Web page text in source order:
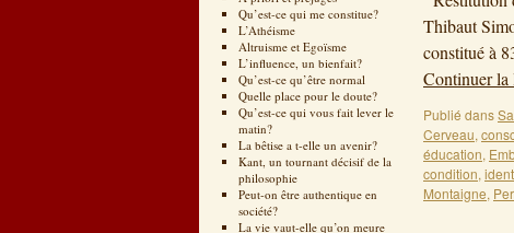
Qu’est-ce qui me constitue?
L’Athéisme
Altruisme et Egoïsme
L’influence, un bienfait?
Qu’est-ce qu’être normal
Quelle place pour le doute?
Qu’est-ce qui vous fait lever le
matin?
La bêtise a t-elle un avenir?
Kant, un tournant décisif de la
philosophie
Peut-on être authentique en
société?
La vie vaut-elle qu’on meure
Thibaut
constitué à
Continuer la
Publié dans
Cerveau,
éducation,
condition,
Montaigne,